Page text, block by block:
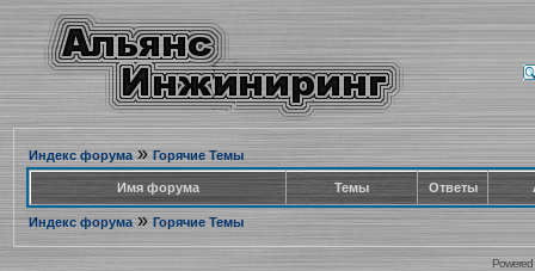
Индекс форума» Горячие Темы
Имя форума Темы Ответы
Индекс форума» Горячие Темы